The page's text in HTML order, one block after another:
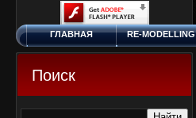
ВОСКРЕСЕНЬЕ, 9.8.2026
ГЛАВНАЯ RE-MODELLING
ДОБАВИТЬ
КЛАНЫ
Поиск